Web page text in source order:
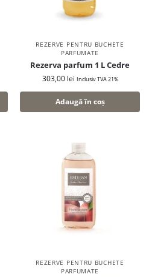
REZERVE PENTRU BUCHETE
PARFUMATE
Rezerva parfum 1 L Cedre
303,00 lei Inclusiv TVA 21%
Adaugă în coș
REZERVE PENTRU BUCHETE
PARFUMATE